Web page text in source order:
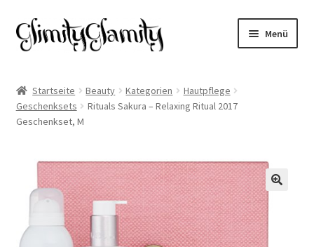
Zur
Navigation
Zum
Inhalt
Menü
Cookie-Richtlinie (EU)
Impressum
Startseite Beauty Kategorien
Hautpflege
Geschenksets
Rituals Sakura – Relaxing Ritual 2017
Geschenkset, M